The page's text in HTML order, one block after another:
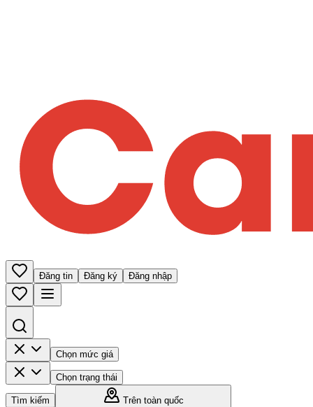
Đăng tin Đăng ký Đăng nhập
Chọn mức giá
Chọn trạng thái
Tìm kiếm
Trên toàn quốc